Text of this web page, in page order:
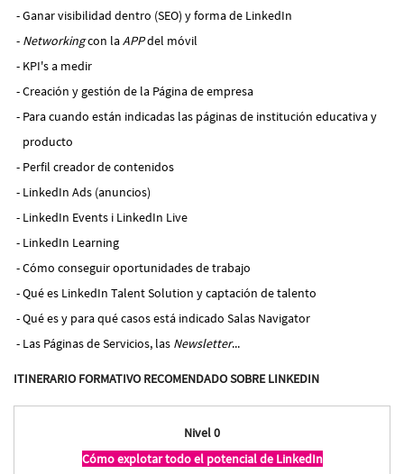
Ganar visibilidad dentro (SEO) y forma de LinkedIn
Networkingcon laAPPdel móvil
KPI's a medir
Creación y gestión de la Página de empresa
Para cuando están indicadas las páginas de institución educativa y
producto
Perfil creador de contenidos
LinkedIn Ads (anuncios)
LinkedIn Events i LinkedIn Live
LinkedIn Learning
Cómo conseguir oportunidades de trabajo
Qué es LinkedIn Talent Solution y captación de talento
Qué es y para qué casos está indicado Salas Navigator
Las Páginas de Servicios, las Newsletter...
ITINERARIO FORMATIVO RECOMENDADO SOBRE LINKEDIN
Nivel 0
Cómo explotar todo el potencial de LinkedIn